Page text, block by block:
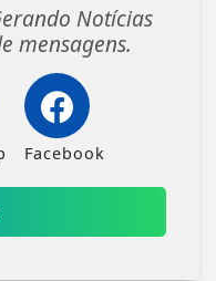
Notícias
mensagens.
Facebook